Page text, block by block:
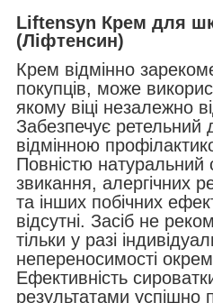
Liftensyn Крем для
(Ліфтенсин)
Крем відмінно
покупців, може
якому віці незалежно
Забезпечує ретельний
відмінною
Повністю натуральний
звикання, алергічних
та інших побічних
відсутні. Засіб не
тільки у разі
непереносимості
Ефективність
результатами успішно